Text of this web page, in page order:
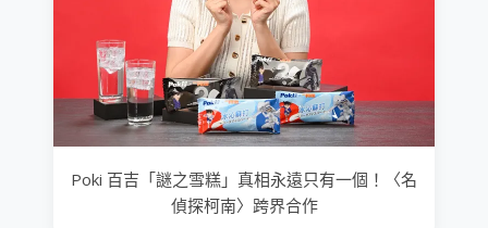
Poki 百吉「謎之雪糕」真相永遠只有一個！〈名
偵探柯南〉跨界合作